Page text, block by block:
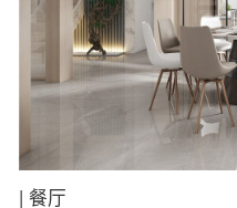
| 餐厅